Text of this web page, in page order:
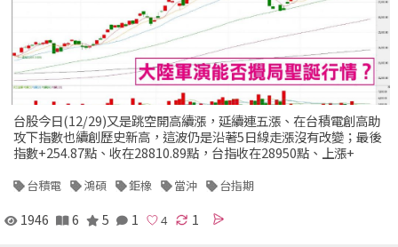
台股今日(12/29)又是跳空開高續漲，延續連五漲、在台積電創高助
攻下指數也續創歷史新高，這波仍是沿著5日線走漲沒有改變；最後
指數+254.87點、收在28810.89點，台指收在28950點、上漲+
台積電 鴻碩 鉅橡 當沖 台指期
1946 6 5 1 1